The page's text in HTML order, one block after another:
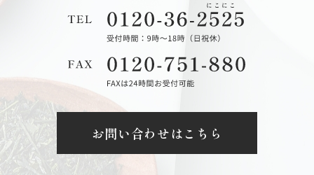
お問い合わせはこちら